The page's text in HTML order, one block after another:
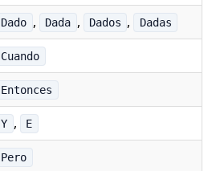
Dado , Dada , Dados , Dadas
Cuando
Entonces
Y , E
Pero